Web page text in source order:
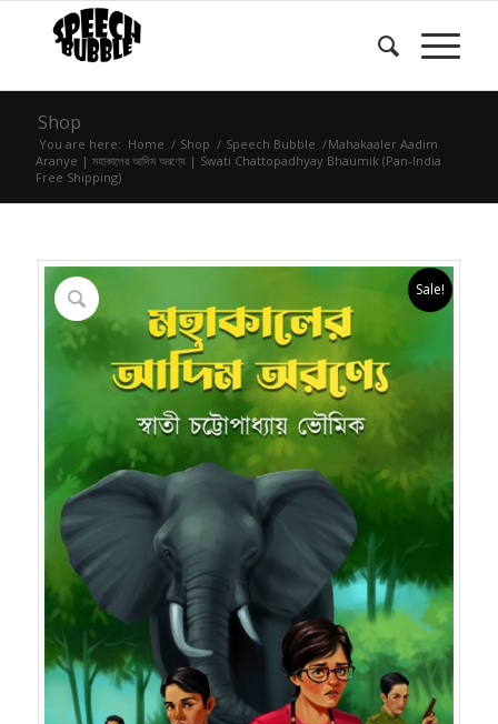
Shop
You are here: Home / Shop / Speech Bubble /Mahakaaler Aadim
Aranye | মহাকালের আদিম অরণ্যে | Swati Chattopadhyay Bhaumik (Pan-India
Free Shipping)
Sale!